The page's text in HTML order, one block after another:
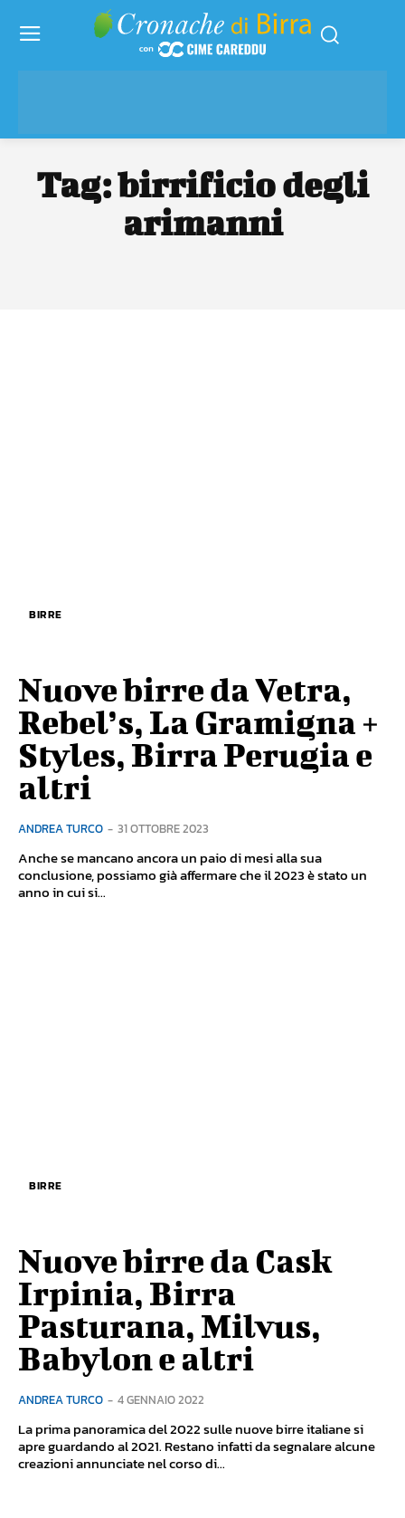
Tag:birrificio degli
arimanni
BIRRE
Nuove birre da Vetra,
Rebel’s, La Gramigna +
Styles, Birra Perugia e
altri
ANDREA TURCO - 31 OTTOBRE 2023
Anche se mancano ancora un paio di mesi alla sua
conclusione, possiamo già affermare che il 2023 è stato un
anno in cui si...
BIRRE
Nuove birre da Cask
Irpinia, Birra
Pasturana, Milvus,
Babylon e altri
ANDREA TURCO - 4 GENNAIO 2022
La prima panoramica del 2022 sulle nuove birre italiane si
apre guardando al 2021. Restano infatti da segnalare alcune
creazioni annunciate nel corso di...